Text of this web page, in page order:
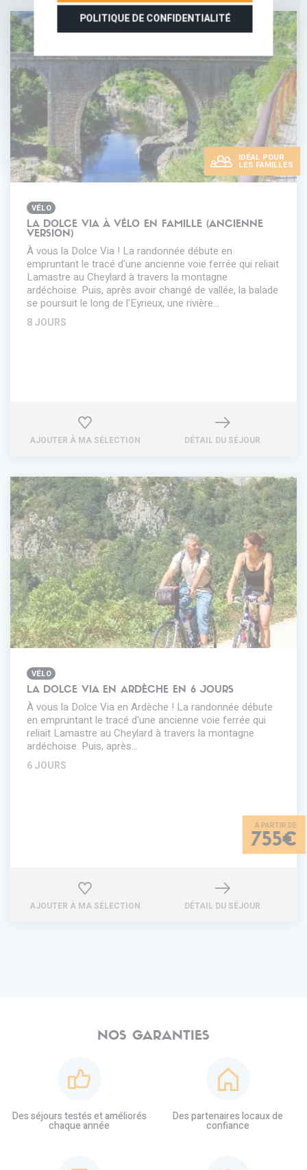
IDÉAL POUR
LES FAMILLES
VÉLO
LA DOLCE VIA À VÉLO EN FAMILLE (ANCIENNE
VERSION)
À vous la Dolce Via ! La randonnée débute en
empruntant le tracé d'une ancienne voie ferrée qui reliait
Lamastre au Cheylard à travers la montagne
ardéchoise. Puis, après avoir changé de vallée, la balade
se poursuit le long de l'Eyrieux, une rivière…
8 JOURS
AJOUTER À MA SÉLECTION DÉTAIL DU SÉJOUR
VÉLO
LA DOLCE VIA EN ARDÈCHE EN 6 JOURS
À vous la Dolce Via en Ardèche ! La randonnée débute
en empruntant le tracé d'une ancienne voie ferrée qui
reliait Lamastre au Cheylard à travers la montagne
ardéchoise. Puis, après…
6 JOURS
755€
AJOUTER À MA SÉLECTION DÉTAIL DU SÉJOUR
NOS GARANTIES
Des séjours testés et améliorés
chaque année
Des partenaires locaux de
confiance
POLITIQUE DE CONFIDENTIALITÉ